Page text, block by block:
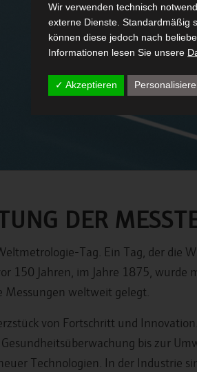
DER
Tag. Ein Tag, der die
150 Jahren, im Jahre 1875,
Messungen weltweit gelegt.
von Fortschritt und
bis zur
Technologien. In der Industrie
Wir verwenden technisch
externe Dienste. Standardmäßig
können diese jedoch nach
Informationen lesen Sie unsere
✓ Akzeptieren